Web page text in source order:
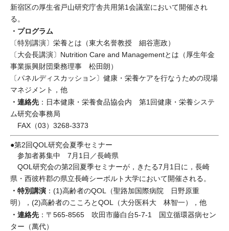
新宿区の厚生省戸山研究庁舎共用第1会議室において開催され
る。
・プログラム
〔特別講演〕栄養とは（東大名誉教授 細谷憲政）
〔大会長講演〕Nutrition Care and Managementとは（厚生年金
事業振興財団乗務理事 松田朗）
〔パネルディスカッション〕健康・栄養ケアを行なうための現場
マネジメント，他
・連絡先：日本健康・栄養食品協会内 第1回健康・栄養システ
ム研究会事務局
FAX（03）3268-3373
●第2回QOL研究会夏季セミナー
参加者募集中 7月1日／長崎県
QOL研究会の第2回夏季セミナーが，きたる7月1日に，長崎
県・西彼杵郡の県立長崎シーボルト大学において開催される。
・特別講演 ：(1)高齢者のQOL（聖路加国際病院 日野原重
明），(2)高齢者のこころとQOL（大分医科大 林智一），他
・連絡先：〒565-8565 吹田市藤白台5-7-1 国立循環器病セン
ター（萬代）